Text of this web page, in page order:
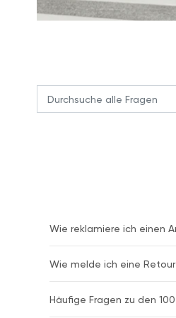
Wie reklamiere ich einen
Wie melde ich eine
Häufige Fragen zu den